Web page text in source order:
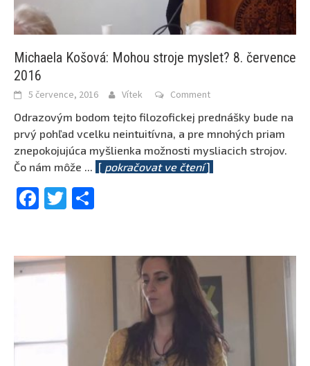
Michaela Košová: Mohou stroje myslet? 8. července
2016
5 července, 2016 Vítek Comment
Odrazovým bodom tejto filozofickej prednášky bude na
prvý pohľad vcelku neintuitívna, a pre mnohých priam
znepokojujúca myšlienka možnosti mysliacich strojov.
Čo nám môže ... [ pokračovat ve čtení]
Facebook
Twitter